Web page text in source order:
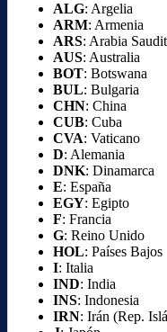
ALG: Argelia
ARM: Armenia
ARS: Arabia
AUS: Australia
BOT: Botswana
BUL: Bulgaria
CHN: China
CUB: Cuba
CVA: Vaticano
D: Alemania
DNK: Dinamarca
E: España
EGY: Egipto
F: Francia
G: Reino Unido
HOL: Países Bajos
I: Italia
IND: India
INS: Indonesia
IRN: Irán (Rep.